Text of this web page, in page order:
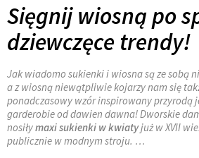
Sięgnij wiosną po
dziewczęce trendy!
Jak wiadomo sukienki i wiosna są ze sobą
a z wiosną niewątpliwie kojarzy nam się
ponadczasowy wzór inspirowany przyrodą
garderobie od dawien dawna! Dworskie
nosiłymaxi sukienki w kwiatyjuż w XVII
publicznie w modnym stroju. …